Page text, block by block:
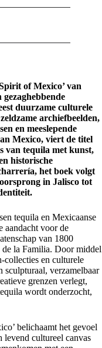
of Mexico’ van
duurzame culturele
archiefbeelden,
en meeslepende
Mexico, viert de titel
van tequila met kunst,
historische
het boek volgt
in Jalisco tot
tequila en Mexicaanse
aandacht voor de
van 1800
la Familia. Door middel
collecties en culturele
sculpturaal, verzamelbaar
grenzen verlegt,
wordt onderzocht,
belichaamt het gevoel
levend cultureel canvas